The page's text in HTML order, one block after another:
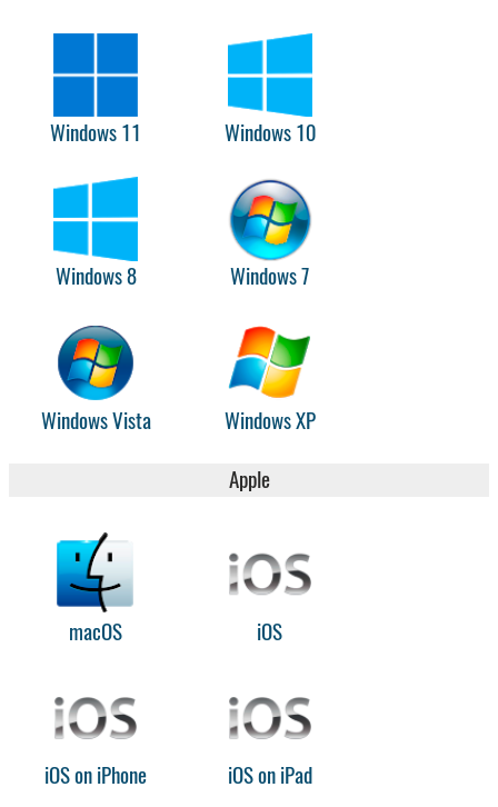
Windows 11 Windows 10
Windows 8 Windows 7
Windows Vista Windows XP
Apple
macOS iOS
iOS on iPhone iOS on iPad